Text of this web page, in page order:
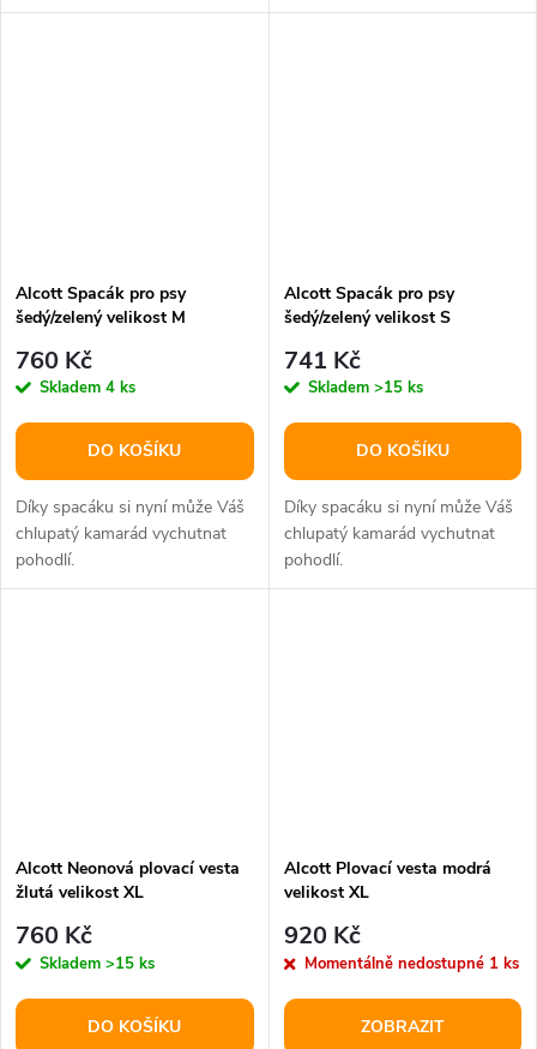
Alcott Spacák pro psy
šedý/zelený velikost M
760 Kč
Skladem 4 ks
DO KOŠÍKU
Díky spacáku si nyní může Váš
chlupatý kamarád vychutnat
pohodlí.
Alcott Spacák pro psy
šedý/zelený velikost S
741 Kč
Skladem >15 ks
DO KOŠÍKU
Díky spacáku si nyní může Váš
chlupatý kamarád vychutnat
pohodlí.
Alcott Neonová plovací vesta
žlutá velikost XL
760 Kč
Skladem >15 ks
DO KOŠÍKU
Alcott Plovací vesta modrá
velikost XL
920 Kč
Momentálně nedostupné 1 ks
ZOBRAZIT